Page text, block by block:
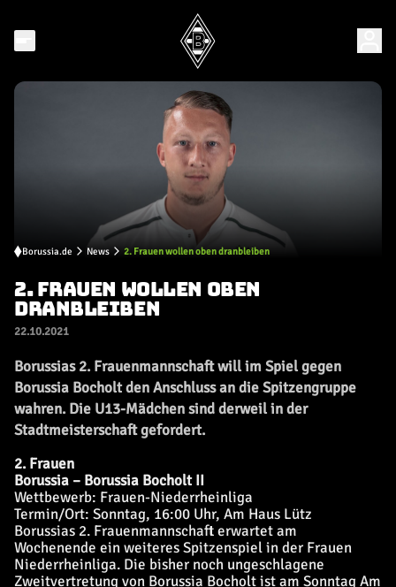
Borussia.de News 2. Frauen wollen oben dranbleiben
2. FRAUEN WOLLEN OBEN
DRANBLEIBEN
22.10.2021
Borussias 2. Frauenmannschaft will im Spiel gegen
Borussia Bocholt den Anschluss an die Spitzengruppe
wahren. Die U13-Mädchen sind derweil in der
Stadtmeisterschaft gefordert.
2. Frauen
Borussia – Borussia Bocholt II
Wettbewerb: Frauen-Niederrheinliga
Termin/Ort: Sonntag, 16:00 Uhr, Am Haus Lütz
Borussias 2. Frauenmannschaft erwartet am
Wochenende ein weiteres Spitzenspiel in der Frauen
Niederrheinliga. Die bisher noch ungeschlagene
Zweitvertretung von Borussia Bocholt ist am Sonntag Am